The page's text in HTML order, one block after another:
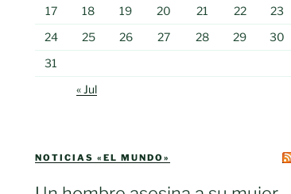
17
18 19 20 21 22
23
24
25 26 27 28 29
30
31
« Jul
NOTICIAS «EL MUNDO»